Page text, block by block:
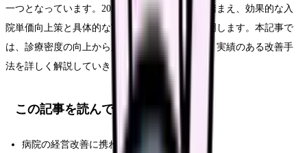
一つとなっています。2025年の診療報酬改定を踏まえ、効果的な入
院単価向上策と具体的な実践方法についてご説明します。本記事で
は、診療密度の向上から加算取得の最適化まで、実績のある改善手
法を詳しく解説していきます。
この記事を読んでほしい人
病院の経営改善に携わる管理職の方々